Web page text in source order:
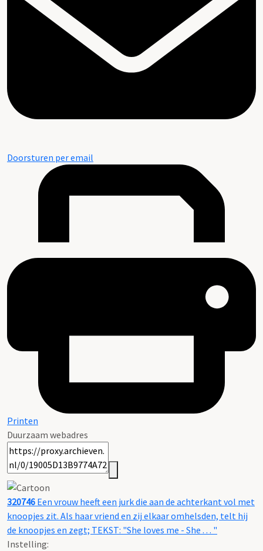
Doorsturen per email
Printen
Duurzaam webadres
320746 Een vrouw heeft een jurk die aan de achterkant vol met
knoopjes zit. Als haar vriend en zij elkaar omhelsden, telt hij
de knoopjes en zegt; TEKST: "She loves me - She . . . "
Instelling: